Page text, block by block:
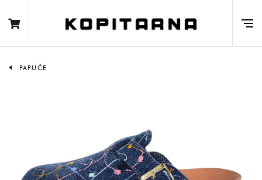
PAPUČE